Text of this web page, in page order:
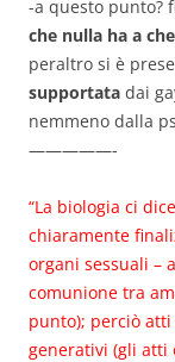
-a questo punto?
che nulla ha a
peraltro si è
supportata dai
nemmeno dalla
—————-
“La biologia ci
chiaramente
organi sessuali –
comunione tra
punto); perciò
generativi (gli atti